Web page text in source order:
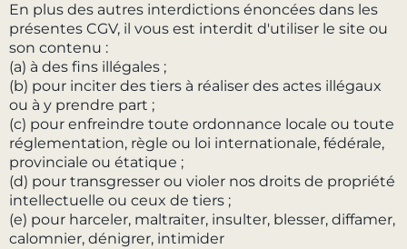
En plus des autres interdictions énoncées dans les
présentes CGV, il vous est interdit d'utiliser le site ou
son contenu :
(a) à des fins illégales ;
(b) pour inciter des tiers à réaliser des actes illégaux
ou à y prendre part ;
(c) pour enfreindre toute ordonnance locale ou toute
réglementation, règle ou loi internationale, fédérale,
provinciale ou étatique ;
(d) pour transgresser ou violer nos droits de propriété
intellectuelle ou ceux de tiers ;
(e) pour harceler, maltraiter, insulter, blesser, diffamer,
calomnier, dénigrer, intimider